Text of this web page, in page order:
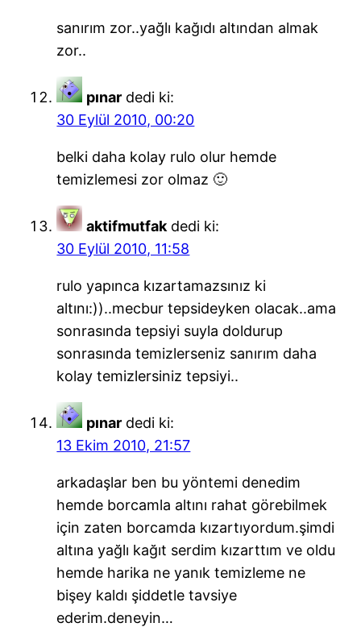
sanırım zor..yağlı kağıdı altından almak
zor..
pınar dedi ki:
30 Eylül 2010, 00:20
belki daha kolay rulo olur hemde
temizlemesi zor olmaz 🙂
aktifmutfak dedi ki:
30 Eylül 2010, 11:58
rulo yapınca kızartamazsınız ki
altını:))..mecbur tepsideyken olacak..ama
sonrasında tepsiyi suyla doldurup
sonrasında temizlerseniz sanırım daha
kolay temizlersiniz tepsiyi..
pınar dedi ki:
13 Ekim 2010, 21:57
arkadaşlar ben bu yöntemi denedim
hemde borcamla altını rahat görebilmek
için zaten borcamda kızartıyordum.şimdi
altına yağlı kağıt serdim kızarttım ve oldu
hemde harika ne yanık temizleme ne
bişey kaldı şiddetle tavsiye
ederim.deneyin…